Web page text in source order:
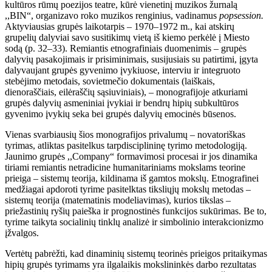
kultūros rūmų poezijos teatre, kūrė vienetinį muzikos žurnalą
,,BIN“, organizavo roko muzikos renginius, vadinamus popsession.
Aktyviausias grupės laikotarpis – 1970–1972 m., kai atskirų
grupelių dalyviai savo susitikimų vietą iš kiemo perkėlė į Miesto
sodą (p. 32–33). Remiantis etnografiniais duomenimis – grupės
dalyvių pasakojimais ir prisiminimais, susijusiais su patirtimi, įgyta
dalyvaujant grupės gyvenimo įvykiuose, interviu ir integruoto
stebėjimo metodais, sovietmečio dokumentais (laiškais,
dienoraščiais, eilėraščių sąsiuviniais), – monografijoje atkuriami
grupės dalyvių asmeniniai įvykiai ir bendrų hipių subkultūros
gyvenimo įvykių seka bei grupės dalyvių emocinės būsenos.
Vienas svarbiausių šios monografijos privalumų – novatoriškas
tyrimas, atliktas pasitelkus tarpdisciplininę tyrimo metodologiją.
Jaunimo grupės ,,Company“ formavimosi procesai ir jos dinamika
tiriami remiantis netradicine humanitariniams mokslams teorine
prieiga – sistemų teorija, kildinama iš gamtos mokslų. Etnografinei
medžiagai apdoroti tyrime pasitelktas tiksliųjų mokslų metodas –
sistemų teorija (matematinis modeliavimas), kurios tikslas –
priežastinių ryšių paieška ir prognostinės funkcijos sukūrimas. Be to,
tyrime taikyta socialinių tinklų analizė ir simbolinio interakcionizmo
įžvalgos.
Vertėtų pabrėžti, kad dinaminių sistemų teorinės prieigos pritaikymas
hipių grupės tyrimams yra ilgalaikis mokslininkės darbo rezultatas